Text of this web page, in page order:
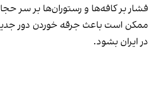
فشار بر کافه‌ها و رستوران‌ها بر سر
ممکن است باعث جرقه خوردن دور
در ایران بشود.